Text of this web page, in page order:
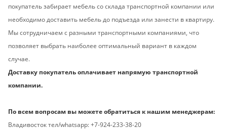
покупатель забирает мебель со склада транспортной компании или
необходимо доставить мебель до подъезда или занести в квартиру.
Мы сотрудничаем с разными транспортными компаниями, что
позволяет выбрать наиболее оптимальный вариант в каждом
случае.
Доставку покупатель оплачивает напрямую транспортной
компании.
По всем вопросам вы можете обратиться к нашим менеджерам:
Владивосток тел/whatsapp: +7-924-233-38-20